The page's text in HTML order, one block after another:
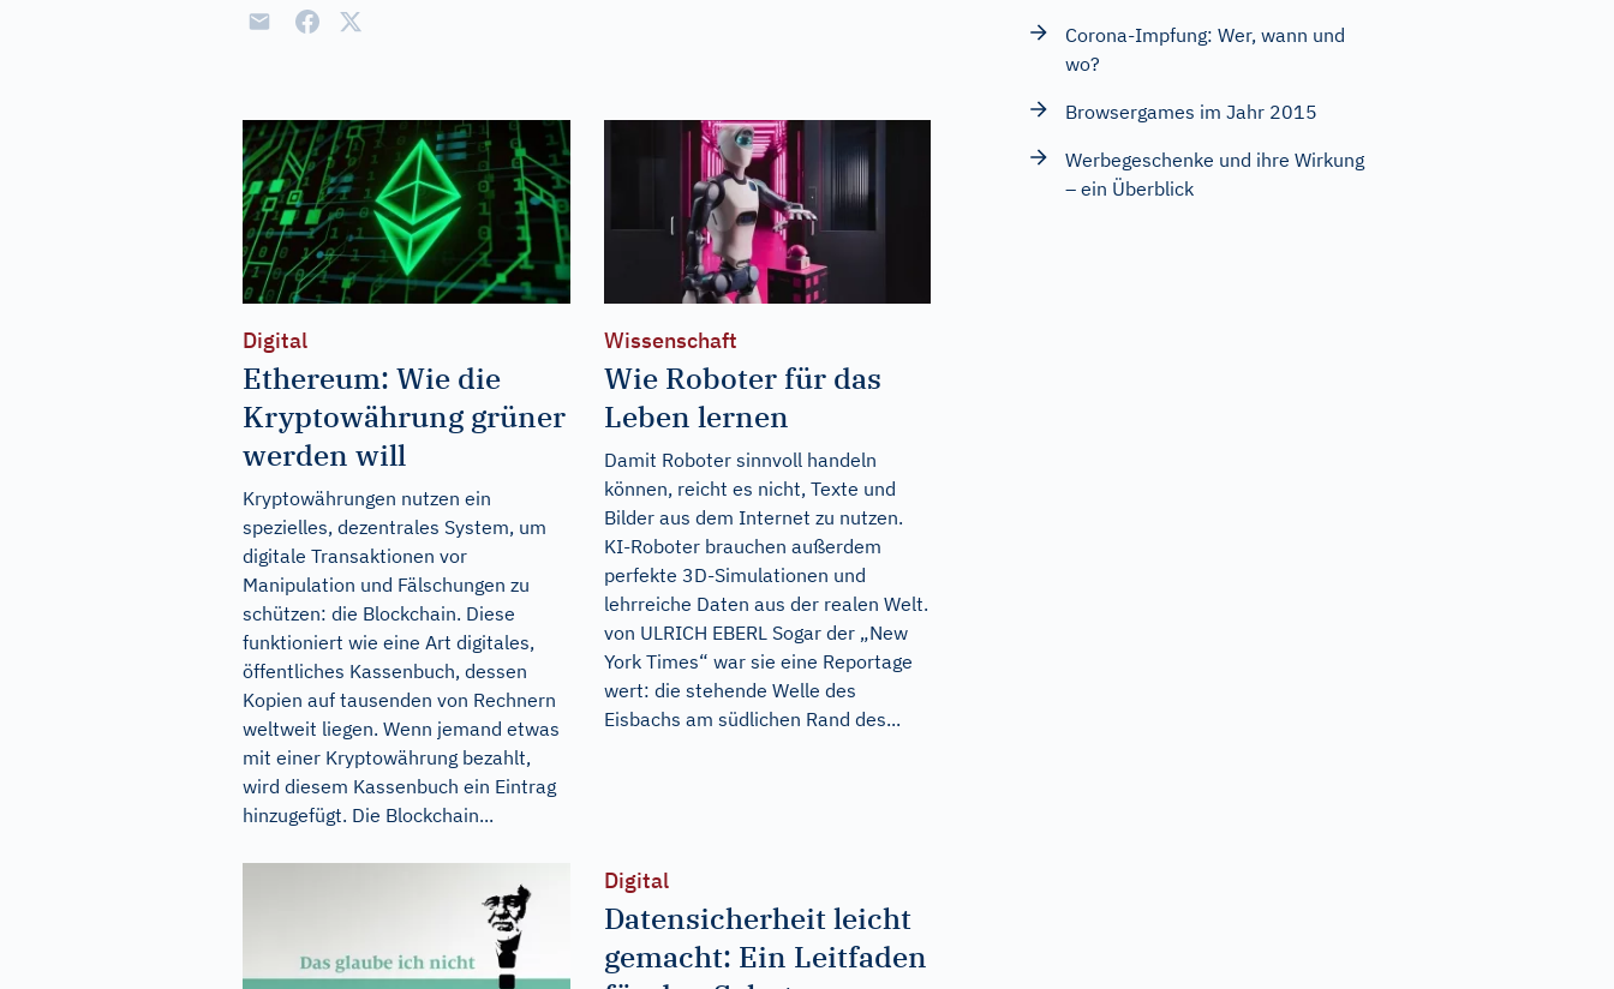
Digital
Ethereum: Wie die
Kryptowährung grüner
werden will
Kryptowährungen nutzen ein
spezielles, dezentrales System, um
digitale Transaktionen vor
Manipulation und Fälschungen zu
schützen: die Blockchain. Diese
funktioniert wie eine Art digitales,
öffentliches Kassenbuch, dessen
Kopien auf tausenden von Rechnern
weltweit liegen. Wenn jemand etwas
mit einer Kryptowährung bezahlt,
wird diesem Kassenbuch ein Eintrag
hinzugefügt. Die Blockchain...
Wissenschaft
Wie Roboter für das
Leben lernen
Damit Roboter sinnvoll handeln
können, reicht es nicht, Texte und
Bilder aus dem Internet zu nutzen.
KI-Roboter brauchen außerdem
perfekte 3D-Simulationen und
lehrreiche Daten aus der realen Welt.
von ULRICH EBERL Sogar der „New
York Times“ war sie eine Reportage
wert: die stehende Welle des
Eisbachs am südlichen Rand des...
Digital
Datensicherheit leicht
gemacht: Ein Leitfaden
Corona-Impfung: Wer, wann und
wo?
Browsergames im Jahr 2015
Werbegeschenke und ihre Wirkung
– ein Überblick